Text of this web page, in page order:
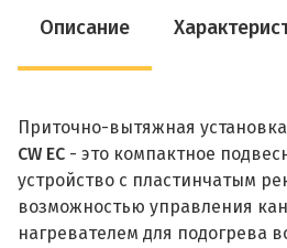
Описание
Приточно-вытяжная установка
CW EC - это компактное
устройство с пластинчатым
возможностью управления
нагревателем для подогрева